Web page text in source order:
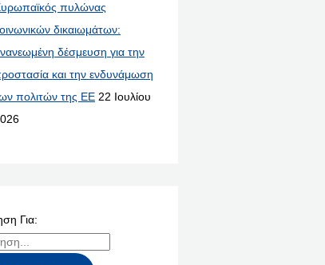
πυλώνας
δικαιωμάτων:
δέσμευση για την
και την ενδυνάμωση
πολιτών της ΕΕ 22 Ιουλίου
Για: